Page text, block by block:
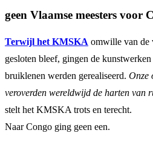
geen Vlaamse meesters voor
Terwijl het KMSKA omwille van de
gesloten bleef, gingen de
bruiklenen werden gerealiseerd. Onze
veroverden wereldwijd de harten van
stelt het KMSKA trots en terecht.
Naar Congo ging geen een.